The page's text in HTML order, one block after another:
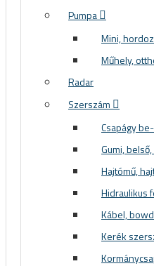
Pumpa
Mini,
Műhely,
Radar
Szerszám
Csapágy
Gumi,
Hajtómű,
Hidraulikus
Kábel,
Kerék